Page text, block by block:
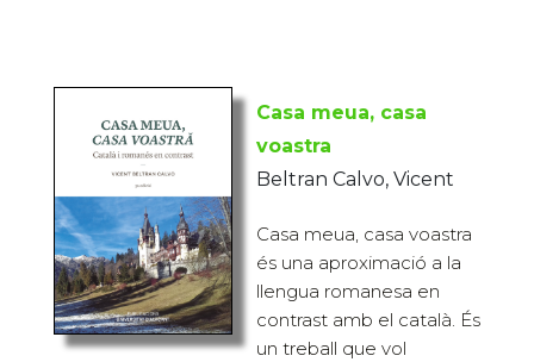
Casa meua, casa
voastra
Beltran Calvo, Vicent
Casa meua, casa voastra
és una aproximació a la
llengua romanesa en
contrast amb el català. És
un treball que vol